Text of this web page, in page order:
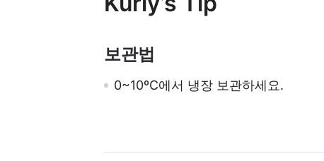
보관법
0~10ºC에서 냉장 보관하세요.